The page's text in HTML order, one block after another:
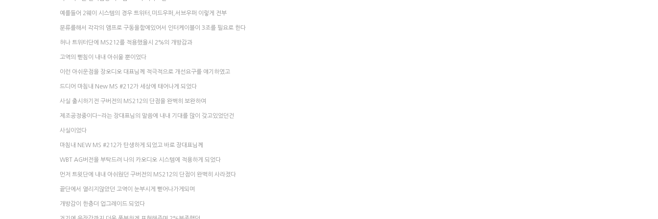
예를들어 2웨이 시스템의 경우 트위터,미드우퍼,서브우퍼 이렇게 전부
분류를해서 각각의 앰프로 구동을함에있어서 인터케이블이 3조를 필요로 한다
허나 트위터단에 MS212를 적용했을시 2%의 개방감과
고역의 뻗침이 내내 아쉬울 뿐이었다
이런 아쉬운점을 장오디오 대표님께 적극적으로 개선요구를 얘기하였고
드디어 마침내 New MS #212가 세상에 태어나게 되었다
사실 출시하기전 구버전의 MS212의 단점을 완벽히 보완하여
제조공정중이다~라는 장대표님의 말씀에 내내 기대를 많이 갖고있었던건
사실이었다
마침내 NEW MS #212가 탄생하게 되었고 바로 장대표님께
WBT AG버전을 부탁드려 나의 카오디오 시스템에 적용하게 되었다
먼저 트윗단에 내내 아쉬웠던 구버전의 MS212의 단점이 완벽히 사라졌다
끝단에서 열리지않았던 고역이 눈부시게 뻗어나가게되며
개방감이 한층더 업그레이드 되었다